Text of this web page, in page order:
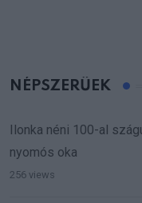
NÉPSZERŰEK
Ilonka néni 100-al
nyomós oka
256 views